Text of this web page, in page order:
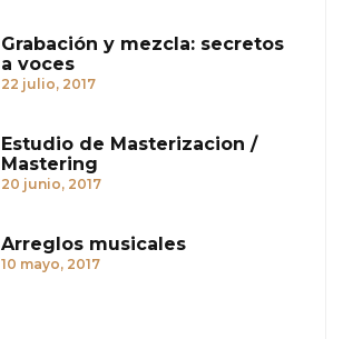
Grabación y mezcla: secretos
a voces
22 julio, 2017
Estudio de Masterizacion /
Mastering
20 junio, 2017
Arreglos musicales
10 mayo, 2017